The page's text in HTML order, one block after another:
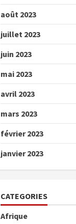
août 2023
juillet 2023
juin 2023
mai 2023
avril 2023
mars 2023
février 2023
janvier 2023
CATEGORIES
Afrique